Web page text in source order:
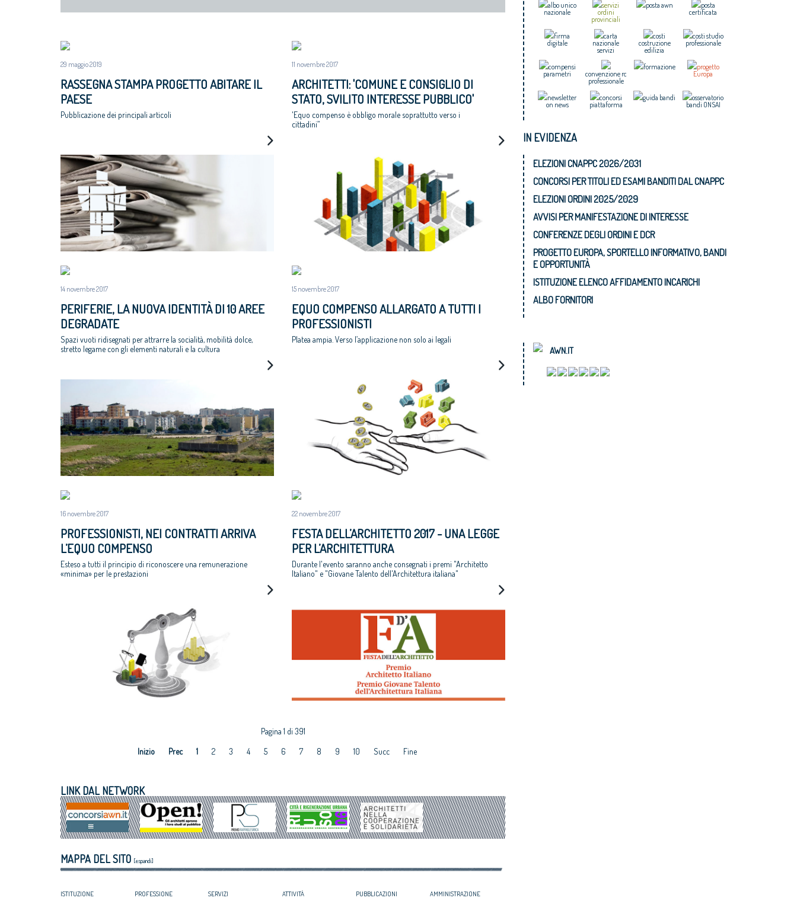
29 maggio 2019
RASSEGNA STAMPA PROGETTO ABITARE IL
PAESE
Pubblicazione dei principali articoli
11 novembre 2017
ARCHITETTI: 'COMUNE E CONSIGLIO DI
STATO, SVILITO INTERESSE PUBBLICO'
'Equo compenso è obbligo morale soprattutto verso i
cittadini”
14 novembre 2017
PERIFERIE, LA NUOVA IDENTITÀ DI 10 AREE
DEGRADATE
Spazi vuoti ridisegnati per attrarre la socialità, mobilità dolce,
stretto legame con gli elementi naturali e la cultura
15 novembre 2017
EQUO COMPENSO ALLARGATO A TUTTI I
PROFESSIONISTI
Platea ampia. Verso l’applicazione non solo ai legali
16 novembre 2017
PROFESSIONISTI, NEI CONTRATTI ARRIVA
L’EQUO COMPENSO
Esteso a tutti il principio di riconoscere una remunerazione
«minima» per le prestazioni
22 novembre 2017
FESTA DELL’ARCHITETTO 2017 - UNA LEGGE
PER L’ARCHITETTURA
Durante l'evento saranno anche consegnati i premi "Architetto
Italiano" e "Giovane Talento dell'Architettura italiana"
Pagina 1 di 391
Inizio
Prec 1 2 3 4 5 6 7 8 9 10 Succ Fine
LINK DAL NETWORK
MAPPA DEL SITO [espandi]
ISTITUZIONE PROFESSIONE SERVIZI ATTIVITÀ PUBBLICAZIONI AMMINISTRAZIONE
albo unico
nazionale
servizi
ordini
provinciali
posta awn
posta
certificata
firma
digitale
carta
nazionale
servizi
costi
costruzione
edilizia
costi studio
professionale
compensi
parametri
convenzione rc
professionale
formazione
progetto
Europa
newsletter
on news
concorsi
piattaforma
guida bandi
osservatorio
bandi ONSAI
IN EVIDENZA
ELEZIONI CNAPPC 2026/2031
CONCORSI PER TITOLI ED ESAMI BANDITI DAL CNAPPC
ELEZIONI ORDINI 2025/2029
AVVISI PER MANIFESTAZIONE DI INTERESSE
CONFERENZE DEGLI ORDINI E DCR
PROGETTO EUROPA, SPORTELLO INFORMATIVO, BANDI
E OPPORTUNITÀ
ISTITUZIONE ELENCO AFFIDAMENTO INCARICHI
ALBO FORNITORI
AWN.IT